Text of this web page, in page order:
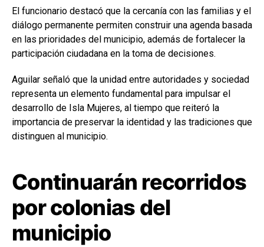
El funcionario destacó que la cercanía con las familias y el
diálogo permanente permiten construir una agenda basada
en las prioridades del municipio, además de fortalecer la
participación ciudadana en la toma de decisiones.
Aguilar señaló que la unidad entre autoridades y sociedad
representa un elemento fundamental para impulsar el
desarrollo de Isla Mujeres, al tiempo que reiteró la
importancia de preservar la identidad y las tradiciones que
distinguen al municipio.
Continuarán recorridos
por colonias del
municipio